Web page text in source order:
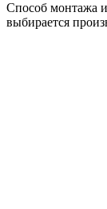
Способ монтажа
выбирается